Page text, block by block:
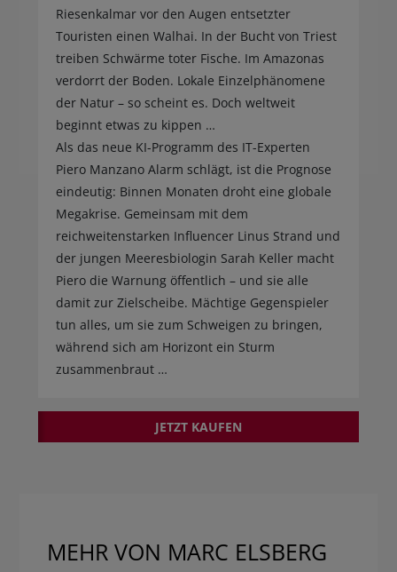
Riesenkalmar vor den Augen entsetzter
Touristen einen Walhai. In der Bucht von Triest
treiben Schwärme toter Fische. Im Amazonas
verdorrt der Boden. Lokale Einzelphänomene
der Natur – so scheint es. Doch weltweit
beginnt etwas zu kippen …
Als das neue KI-Programm des IT-Experten
Piero Manzano Alarm schlägt, ist die Prognose
eindeutig: Binnen Monaten droht eine globale
Megakrise. Gemeinsam mit dem
reichweitenstarken Influencer Linus Strand und
der jungen Meeresbiologin Sarah Keller macht
Piero die Warnung öffentlich – und sie alle
damit zur Zielscheibe. Mächtige Gegenspieler
tun alles, um sie zum Schweigen zu bringen,
während sich am Horizont ein Sturm
zusammenbraut …
JETZT KAUFEN
MEHR VON MARC ELSBERG